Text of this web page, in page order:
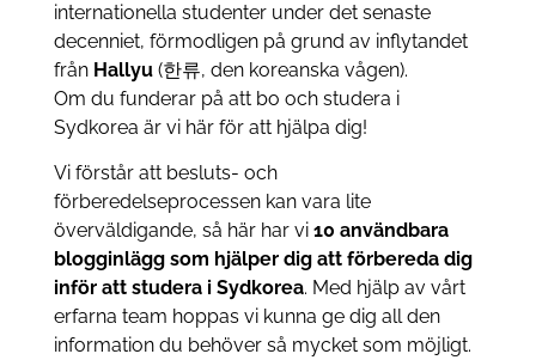
internationella studenter under det senaste
decenniet, förmodligen på grund av inflytandet
från Hallyu(한류, den koreanska vågen).
Om du funderar på att bo och studera i
Sydkorea är vi här för att hjälpa dig!
Vi förstår att besluts- och
förberedelseprocessen kan vara lite
överväldigande, så här har vi 10 användbara
blogginlägg som hjälper dig att förbereda dig
inför att studera i Sydkorea. Med hjälp av vårt
erfarna team hoppas vi kunna ge dig all den
information du behöver så mycket som möjligt.